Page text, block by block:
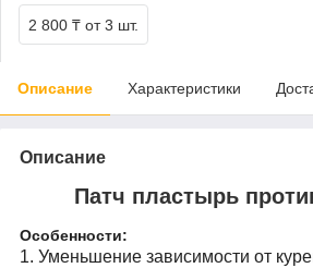
2 800 ₸ от 3 шт.
Описание Характеристики
Описание
Патч пластырь
Особенности:
1. Уменьшение зависимости от